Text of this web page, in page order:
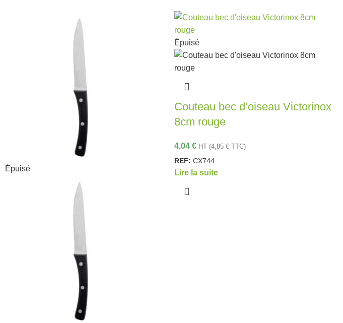
Épuisé
Épuisé
Couteau bec d’oiseau Victorinox
8cm rouge
4,04 € HT (4,85 € TTC)
REF: CX744
Lire la suite